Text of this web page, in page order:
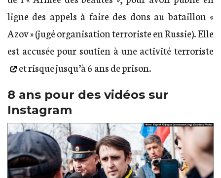
ligne des appels à faire des dons au bataillon «
Azov » (jugé organisation terroriste en Russie). Elle
est accusée pour soutien à une activité terroriste
et risque jusqu’à 6 ans de prison.
8 ans pour des vidéos sur
Instagram